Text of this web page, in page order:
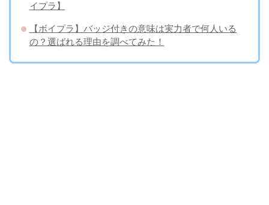
イプラ】
【ボイプラ】バッジ付きの意味は実力者で何人いる
の？選ばれる理由を調べてみた！